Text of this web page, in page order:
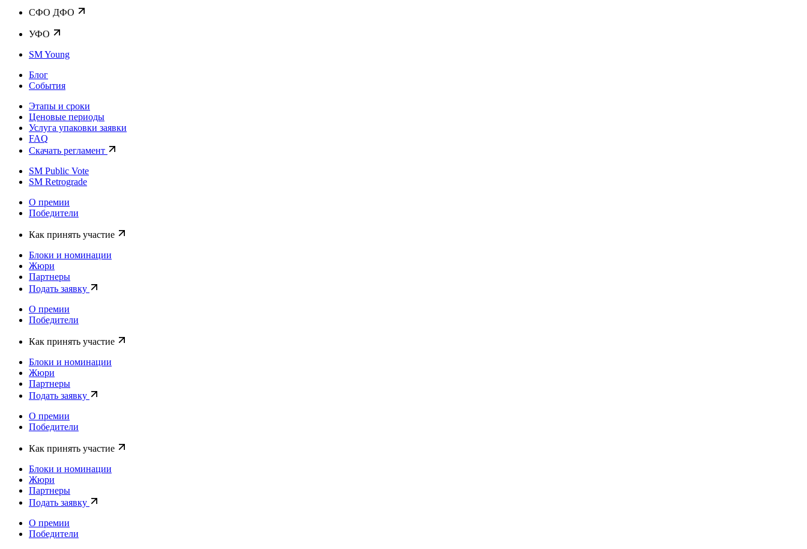
CФО ДФО
УФО
SM Young
Блог
События
Этапы и сроки
Ценовые периоды
Услуга упаковки заявки
FAQ
Скачать регламент
SM Public Vote
SM Retrograde
О премии
Победители
Как принять участие
Блоки и номинации
Жюри
Партнеры
Подать заявку
О премии
Победители
Как принять участие
Блоки и номинации
Жюри
Партнеры
Подать заявку
О премии
Победители
Как принять участие
Блоки и номинации
Жюри
Партнеры
Подать заявку
О премии
Победители